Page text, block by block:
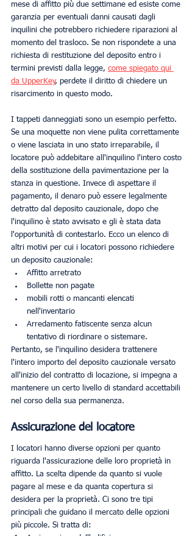
mese di affitto più due settimane ed esiste come
garanzia per eventuali danni causati dagli
inquilini che potrebbero richiedere riparazioni al
momento del trasloco. Se non rispondete a una
richiesta di restituzione del deposito entro i
termini previsti dalla legge, come spiegato qui
da UpperKey, perdete il diritto di chiedere un
risarcimento in questo modo.
I tappeti danneggiati sono un esempio perfetto.
Se una moquette non viene pulita correttamente
o viene lasciata in uno stato irreparabile, il
locatore può addebitare all'inquilino l'intero costo
della sostituzione della pavimentazione per la
stanza in questione. Invece di aspettare il
pagamento, il denaro può essere legalmente
detratto dal deposito cauzionale, dopo che
l'inquilino è stato avvisato e gli è stata data
l'opportunità di contestarlo. Ecco un elenco di
altri motivi per cui i locatori possono richiedere
un deposito cauzionale:
Affitto arretrato
Bollette non pagate
mobili rotti o mancanti elencati
nell'inventario
Arredamento fatiscente senza alcun
tentativo di riordinare o sistemare.
Pertanto, se l'inquilino desidera trattenere
l'intero importo del deposito cauzionale versato
all'inizio del contratto di locazione, si impegna a
mantenere un certo livello di standard accettabili
nel corso della sua permanenza.
Assicurazione del locatore
I locatori hanno diverse opzioni per quanto
riguarda l'assicurazione delle loro proprietà in
affitto. La scelta dipende da quanto si vuole
pagare al mese e da quanta copertura si
desidera per la proprietà. Ci sono tre tipi
principali che guidano il mercato delle opzioni
più piccole. Si tratta di: